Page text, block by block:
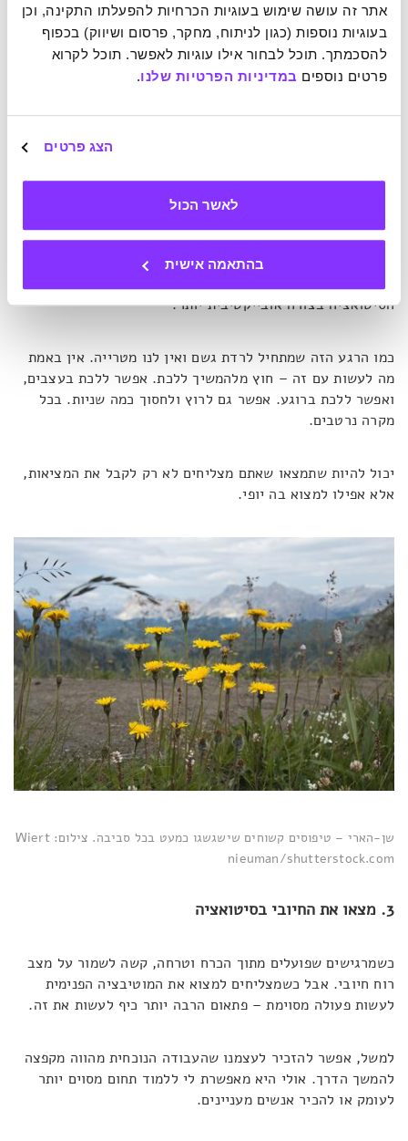
פרטים נוספים במדיניות הפרטיות שלנו.
הצג פרטים
לאשר הכול
בהתאמה אישית
למשל, יכול להיות שהגעתי לעבודה, ואחת הקולגות לא אמרה לי
שלום. אני יכולה לחשוב, "למה היא לא אמרה לי שלום!" וגם "זה
ממש מכעיס", ו-"איך אני יכולה לגרום לה להגיד לי שלום בפעם
הבאה?"
מהסיטואציה ודואגת לדון על כך ביני לבין עצמי תוך התמקדות
להגיד שלום? אולי עבר עליה בוקר קשוח? אולי זה בעצם לא
ברגע שמקבלים את העובדה שזהו המצב במקום לנסות לשנות
אותו כל הזמן, רמות הסטרס יורדות. אפשר להתבונן על
הסיטואציה בצורה אובייקטיבית יותר.
כמו הרגע הזה שמתחיל לרדת גשם ואין לנו מטרייה. אין באמת
מה לעשות עם זה – חוץ מלהמשיך ללכת. אפשר ללכת בעצבים,
ואפשר ללכת ברוגע. אפשר גם לרוץ ולחסוך כמה שניות. בכל
מקרה נרטבים.
יכול להיות שתמצאו שאתם מצליחים לא רק לקבל את המציאות,
אלא אפילו למצוא בה יופי.
שן-הארי – טיפוסים קשוחים שישגשגו כמעט בכל סביבה. צילום: Wiert
nieuman/shutterstock.com
3. מצאו את החיובי בסיטואציה
כשמרגישים שפועלים מתוך הכרח וטרחה, קשה לשמור על מצב
רוח חיובי. אבל כשמצליחים למצוא את המוטיבציה הפנימית
לעשות פעולה מסוימת – פתאום הרבה יותר כיף לעשות את זה.
למשל, אפשר להזכיר לעצמנו שהעבודה הנוכחית מהווה מקפצה
להמשך הדרך. אולי היא מאפשרת לי ללמוד תחום מסוים יותר
לעומק או להכיר אנשים מעניינים.